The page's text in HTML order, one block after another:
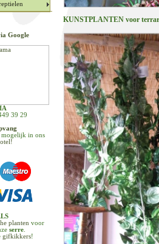
Google
39 29
mogelijk in ons
planten voor
serre
gifkikkers!
KUNSTPLANTEN voor